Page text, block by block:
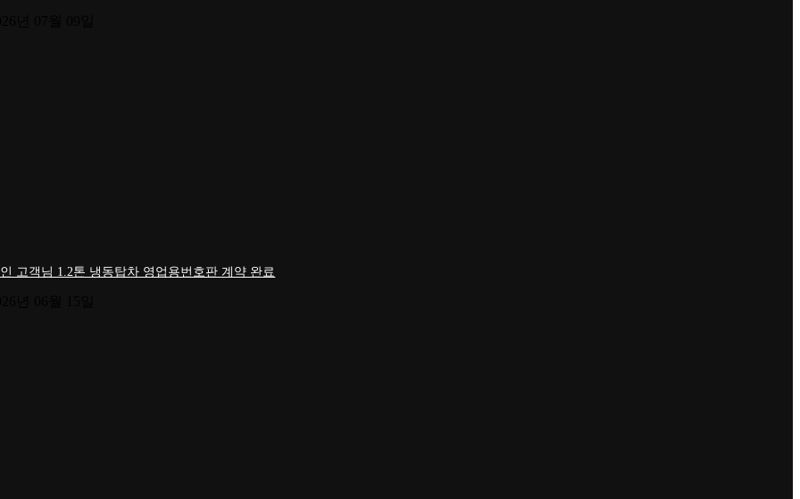
고객님 1.2톤 냉동탑차 영업용번호판 계약 완료